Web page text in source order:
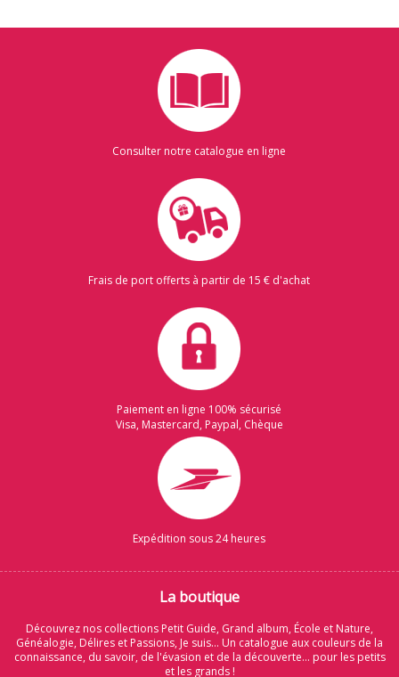
Consulter notre catalogue en ligne
Frais de port offerts à partir de 15 € d'achat
Paiement en ligne 100% sécurisé
Visa, Mastercard, Paypal, Chèque
Expédition sous 24 heures
La boutique
Découvrez nos collections Petit Guide, Grand album, École et Nature,
Généalogie, Délires et Passions, Je suis... Un catalogue aux couleurs de la
connaissance, du savoir, de l'évasion et de la découverte... pour les petits
et les grands !